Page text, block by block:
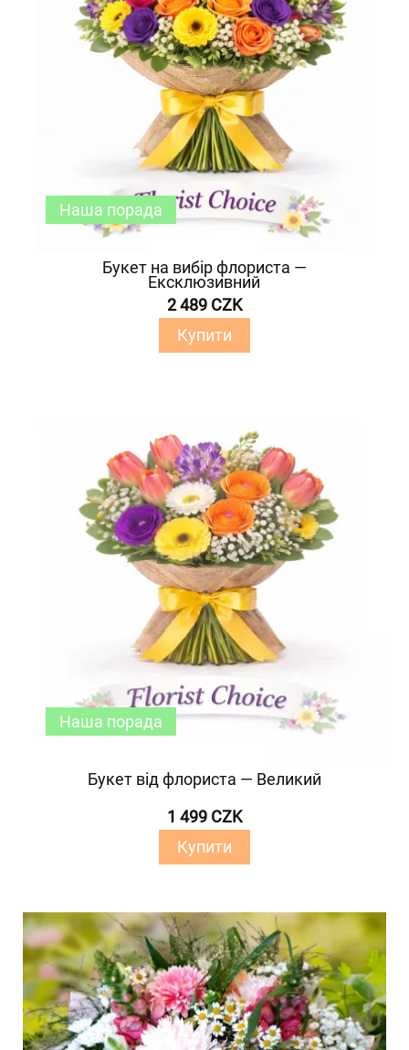
Букет на вибір флориста —
Ексклюзивний
2 489 CZK
Купити
Наша порада
Букет від флориста — Великий
1 499 CZK
Купити
Наша порада